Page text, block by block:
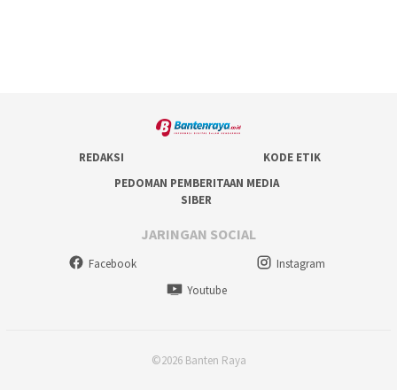
REDAKSI
KODE ETIK
PEDOMAN PEMBERITAAN MEDIA
SIBER
JARINGAN SOCIAL
Facebook
Instagram
Youtube
©2026 Banten Raya